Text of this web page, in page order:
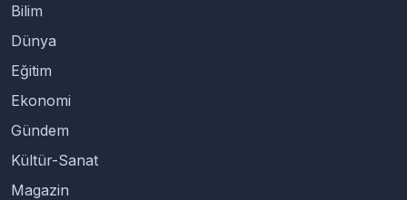
Bilim
Dünya
Eğitim
Ekonomi
Gündem
Kültür-Sanat
Magazin